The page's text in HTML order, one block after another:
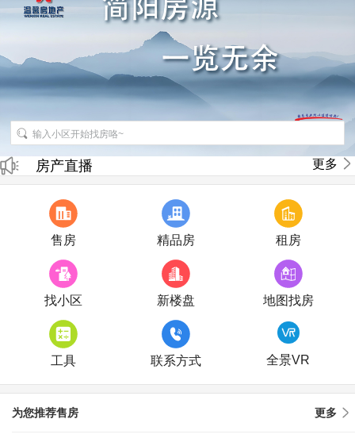
招聘房产销售经纪人
房产直播 更多
售房 精品房 租房
找小区 新楼盘 地图找房
工具 联系方式 全景VR
为您推荐售房 更多